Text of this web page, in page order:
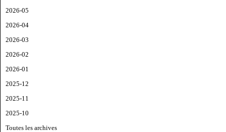
2026-05
2026-04
2026-03
2026-02
2026-01
2025-12
2025-11
2025-10
Toutes les archives